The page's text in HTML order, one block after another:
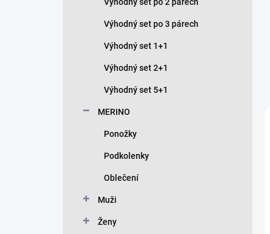
Výhodný set po 3 párech
Výhodný set 1+1
Výhodný set 2+1
Výhodný set 5+1
MERINO
Ponožky
Podkolenky
Oblečení
Muži
Ženy